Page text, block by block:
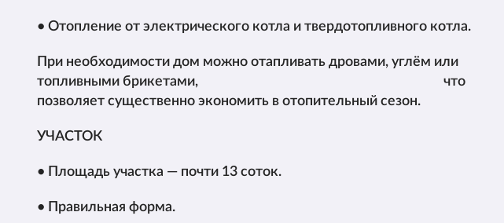
• Отопление от электрического котла и твердотопливного котла.
При необходимости дом можно отапливать дровами, углём или
топливными брикетами, что
позволяет существенно экономить в отопительный сезон.
УЧАСТОК
• Площадь участка — почти 13 соток.
• Правильная форма.